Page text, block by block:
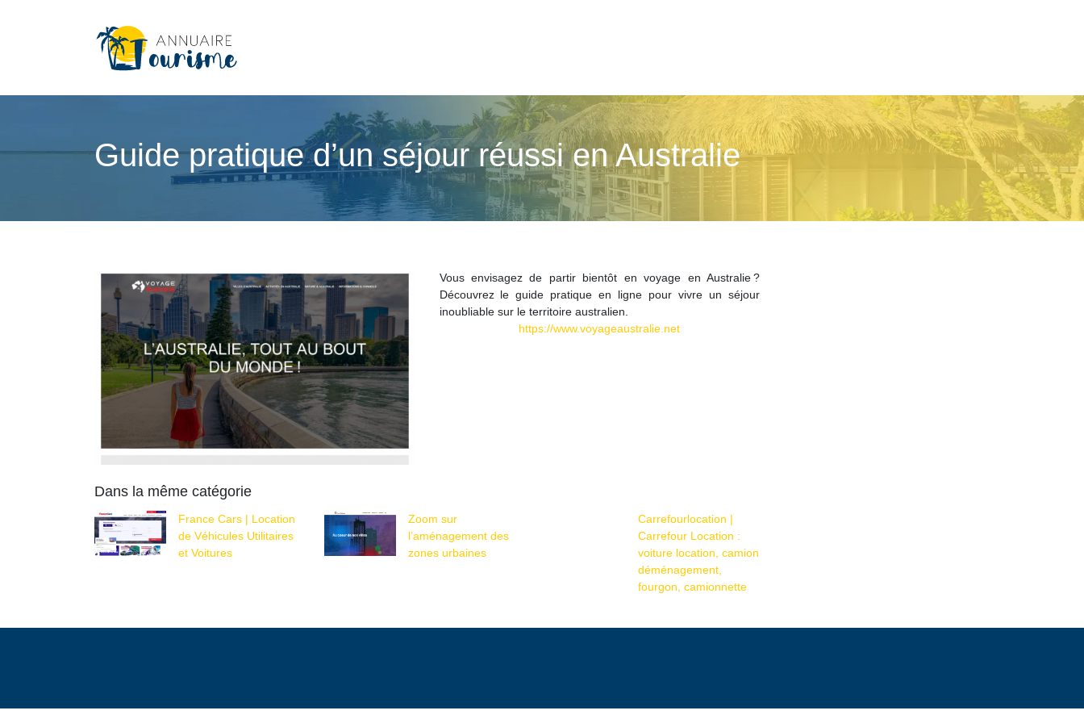
Guide pratique d’un séjour réussi en Australie
Vous envisagez de partir bientôt en voyage en Australie ?
Découvrez le guide pratique en ligne pour vivre un séjour
inoubliable sur le territoire australien.
https://www.voyageaustralie.net
Dans la même catégorie
France Cars | Location
de Véhicules Utilitaires
et Voitures
Zoom sur
l’aménagement des
zones urbaines
Carrefourlocation |
Carrefour Location :
voiture location, camion
déménage­ment,
fourgon, camionnette